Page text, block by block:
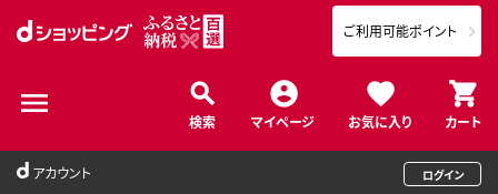
検索 マイページ お気に入り カート
ご利用可能ポイント
アカウント ログイン